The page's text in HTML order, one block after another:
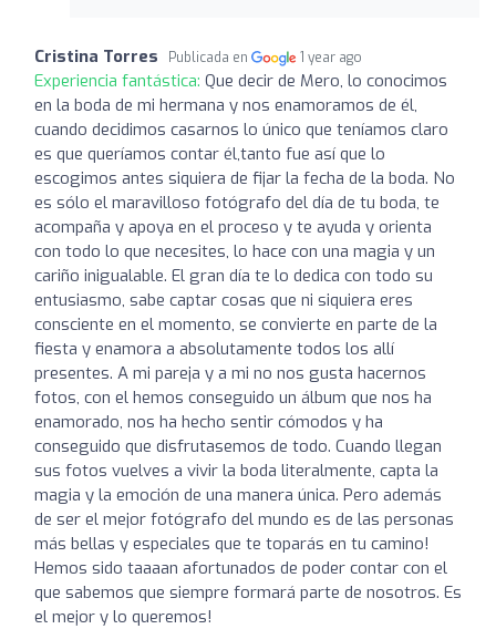
Cristina Torres Publicada en 1 year ago
Experiencia fantástica: Que decir de Mero, lo conocimos
en la boda de mi hermana y nos enamoramos de él,
cuando decidimos casarnos lo único que teníamos claro
es que queríamos contar él,tanto fue así que lo
escogimos antes siquiera de fijar la fecha de la boda. No
es sólo el maravilloso fotógrafo del día de tu boda, te
acompaña y apoya en el proceso y te ayuda y orienta
con todo lo que necesites, lo hace con una magia y un
cariño inigualable. El gran día te lo dedica con todo su
entusiasmo, sabe captar cosas que ni siquiera eres
consciente en el momento, se convierte en parte de la
fiesta y enamora a absolutamente todos los allí
presentes. A mi pareja y a mi no nos gusta hacernos
fotos, con el hemos conseguido un álbum que nos ha
enamorado, nos ha hecho sentir cómodos y ha
conseguido que disfrutasemos de todo. Cuando llegan
sus fotos vuelves a vivir la boda literalmente, capta la
magia y la emoción de una manera única. Pero además
de ser el mejor fotógrafo del mundo es de las personas
más bellas y especiales que te toparás en tu camino!
Hemos sido taaaan afortunados de poder contar con el
que sabemos que siempre formará parte de nosotros. Es
el mejor y lo queremos!